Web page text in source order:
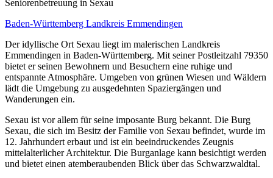
Senioren­betreuung in Sexau
Baden-Württemberg Landkreis Emmendingen
Der idyllische Ort Sexau liegt im malerischen Landkreis
Emmendingen in Baden-Württemberg. Mit seiner Postleitzahl 79350
bietet er seinen Bewohnern und Besuchern eine ruhige und
entspannte Atmosphäre. Umgeben von grünen Wiesen und Wäldern
lädt die Umgebung zu ausgedehnten Spaziergängen und
Wanderungen ein.
Sexau ist vor allem für seine imposante Burg bekannt. Die Burg
Sexau, die sich im Besitz der Familie von Sexau befindet, wurde im
12. Jahrhundert erbaut und ist ein beeindruckendes Zeugnis
mittelalterlicher Architektur. Die Burganlage kann besichtigt werden
und bietet einen atemberaubenden Blick über das Schwarzwaldtal.